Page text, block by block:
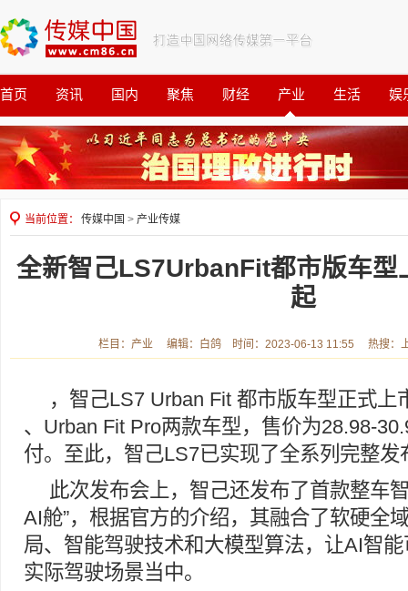
首页 资讯 国内 聚焦 财经 产业 生活 娱
观察 公益
当前位置： 传媒中国 > 产业传媒
全新智己LS7UrbanFit都市版车型
起
栏目：产业 编辑：白鸽 时间：2023-06-13 11:55 热搜：
，智己LS7 Urban Fit 都市版车型正式上
、Urban Fit Pro两款车型，售价为28.98-
付。至此，智己LS7已实现了全系列完整发
此次发布会上，智己还发布了首款整车
AI舱”，根据官方的介绍，其融合了软硬全
局、智能驾驶技术和大模型算法，让AI智
实际驾驶场景当中。